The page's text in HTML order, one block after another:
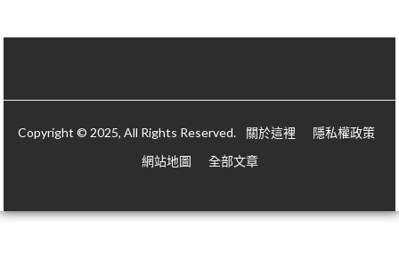
Copyright © 2025, All Rights Reserved. 關於這裡
隱私權政策
網站地圖
全部文章